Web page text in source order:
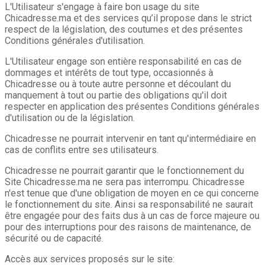
L'Utilisateur s'engage à faire bon usage du site
Chicadresse.ma et des services qu’il propose dans le strict
respect de la législation, des coutumes et des présentes
Conditions générales d'utilisation.
L'Utilisateur engage son entière responsabilité en cas de
dommages et intérêts de tout type, occasionnés à
Chicadresse ou à toute autre personne et découlant du
manquement à tout ou partie des obligations qu'il doit
respecter en application des présentes Conditions générales
d'utilisation ou de la législation.
Chicadresse ne pourrait intervenir en tant qu'intermédiaire en
cas de conflits entre ses utilisateurs.
Chicadresse ne pourrait garantir que le fonctionnement du
Site Chicadresse.ma ne sera pas interrompu. Chicadresse
n'est tenue que d'une obligation de moyen en ce qui concerne
le fonctionnement du site. Ainsi sa responsabilité ne saurait
être engagée pour des faits dus à un cas de force majeure ou
pour des interruptions pour des raisons de maintenance, de
sécurité ou de capacité.
Accès aux services proposés sur le site: